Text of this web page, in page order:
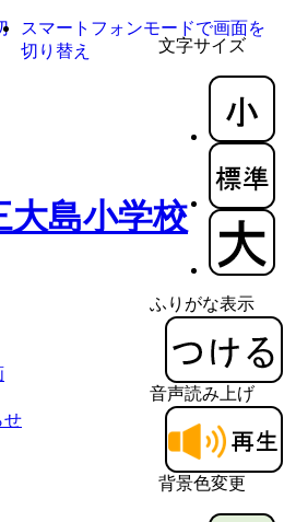
文字サイズ
ふりがな表示
音声読み上げ
背景色変更
スマートフォンモードで画面を
切り替え
大島小学校
せ